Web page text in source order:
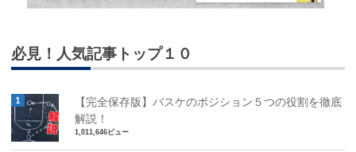
必見！人気記事トップ１０
【完全保存版】バスケのポジション５つの役割を徹底
解説！
1,011,646ビュー